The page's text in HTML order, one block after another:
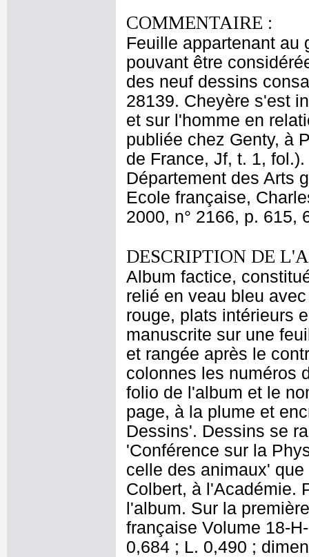
COMMENTAIRE :
Feuille appartenant au
pouvant être
des neuf dessins
28139. Cheyère s'est
et sur l'homme en
publiée chez Genty, à
de France, Jf, t. 1,
Département des Arts
Ecole française,
2000, n° 2166, p. 615,
DESCRIPTION DE
Album factice,
relié en veau bleu
rouge, plats intérieurs
manuscrite sur une
et rangée après le
colonnes les numéros
folio de l'album et le
page, à la plume et
Dessins'. Dessins se
'Conférence sur la
celle des animaux'
Colbert, à l'Académie.
l'album. Sur la
française Volume 18-
0,684 ; L. 0,490 ;